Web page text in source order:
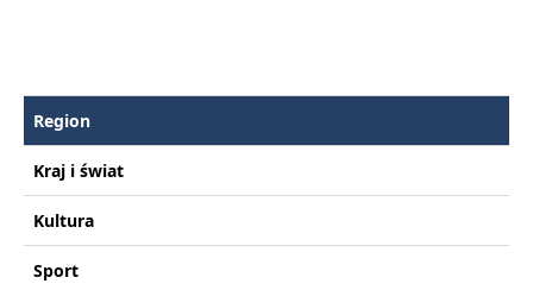
Region
Kraj i świat
Kultura
Sport